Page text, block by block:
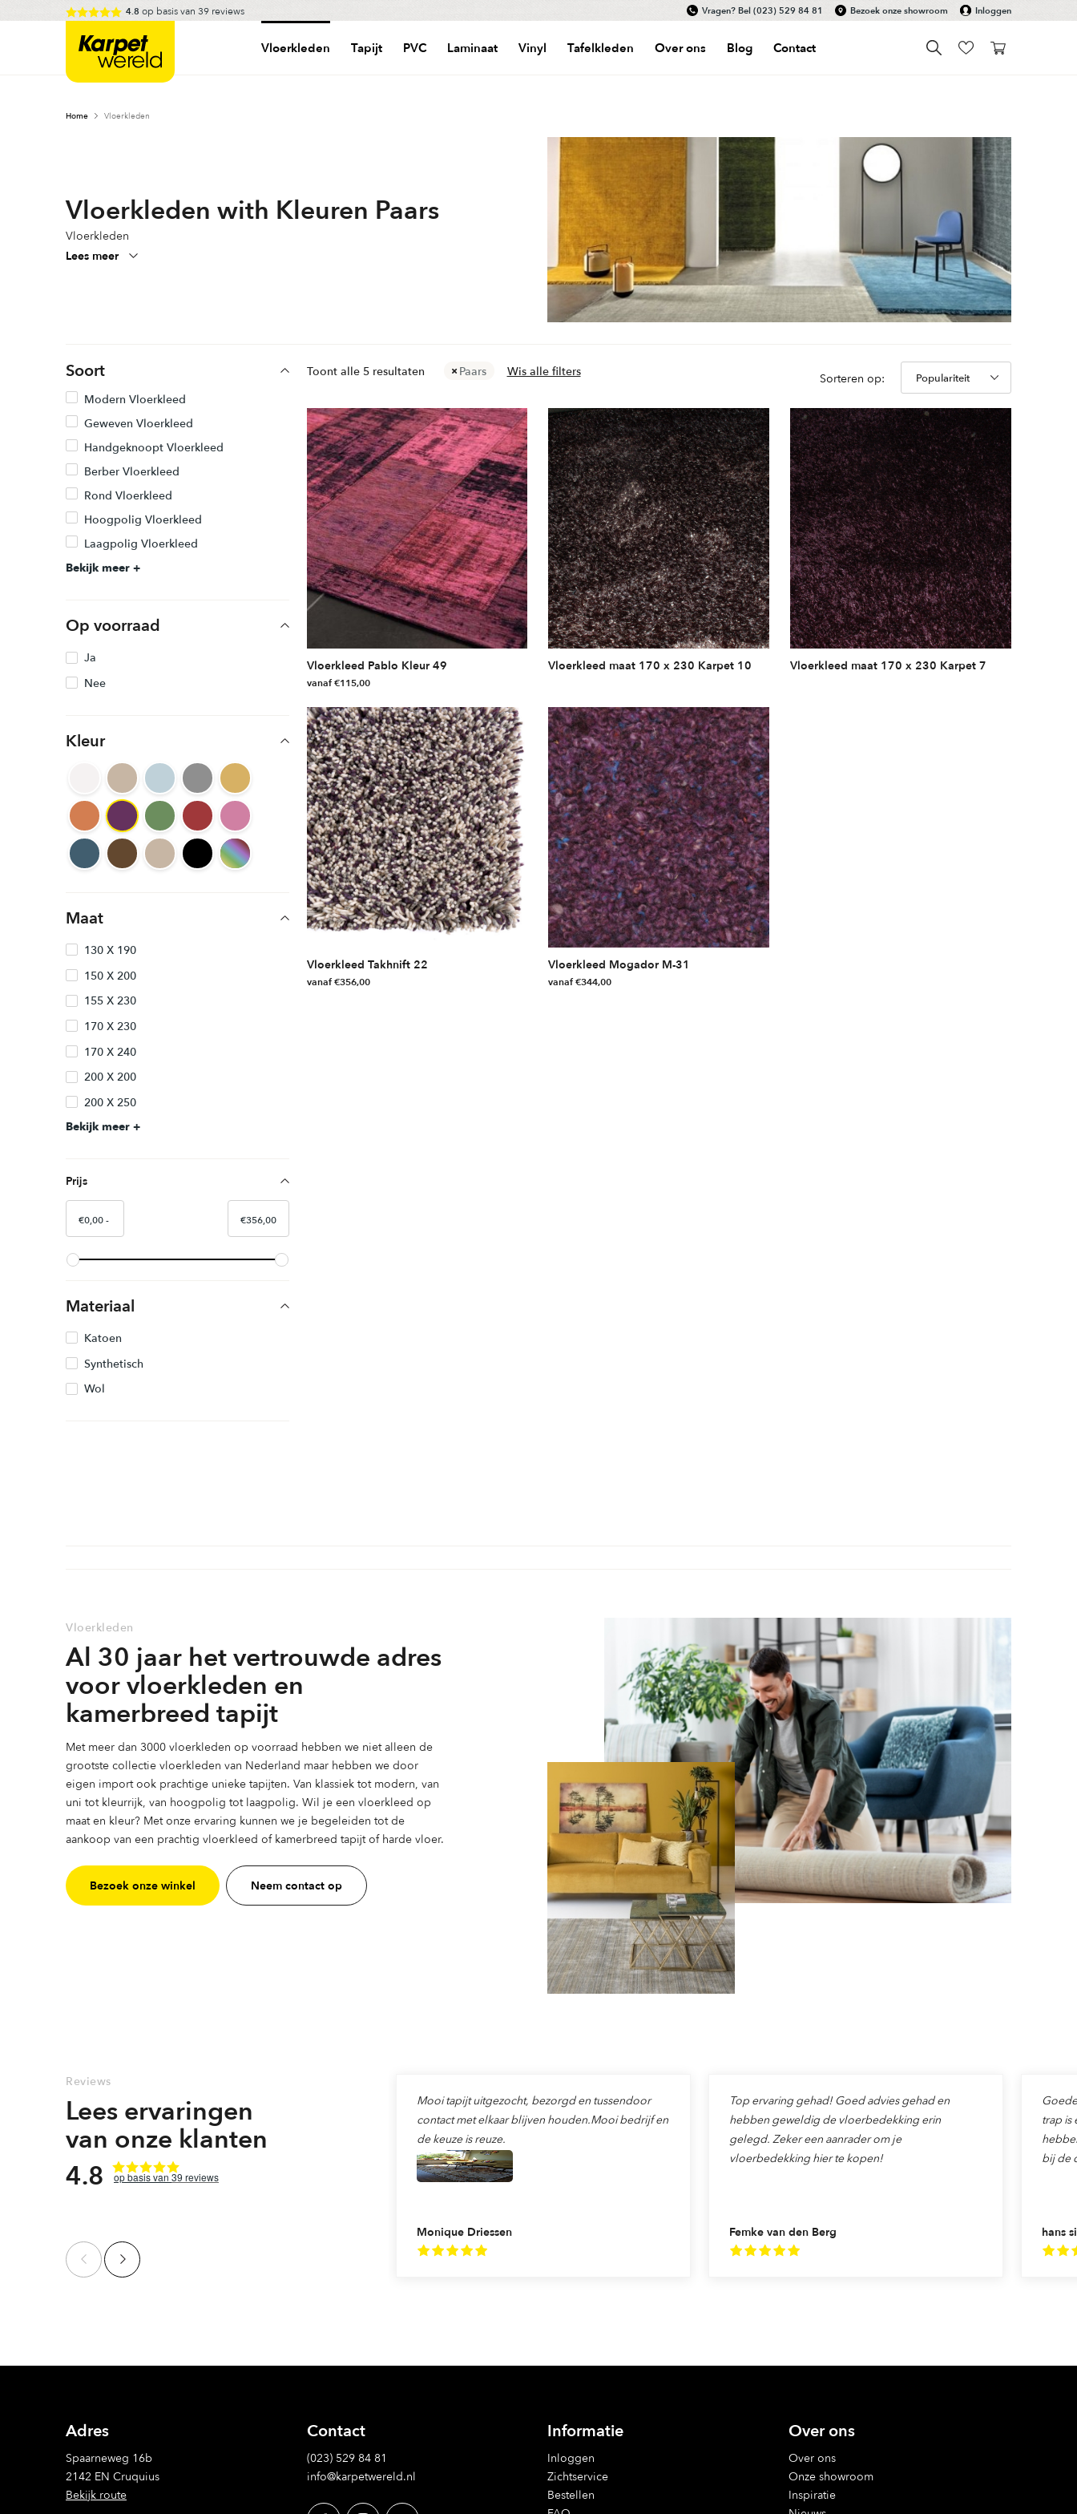
to
4.8 op basis van 39 reviews Vragen? Bel(023) 529 84 81 Bezoek onze showroom Inloggen
Karpetwereld Vloerkleden Tapijt PVC Laminaat Vinyl Tafelkleden Over ons Blog Contact
Home Vloerkleden
Vloerkleden with Kleuren Paars
Vloerkleden
Lees meer
Soort
Modern Vloerkleed
Geweven Vloerkleed
Handgeknoopt Vloerkleed
Berber Vloerkleed
Rond Vloerkleed
Hoogpolig Vloerkleed
Laagpolig Vloerkleed
Op voorraad
Ja
Nee
Kleur
Maat
130 X 190
150 X 200
155 X 230
170 X 230
170 X 240
200 X 200
200 X 250
Bekijk meer
Prijs
€0,00 €356,00
Materiaal
Katoen
Synthetisch
Wol
Paars Wis alle filters
Toont alle 5 resultatenGesorteerd
populariteit
Sorteren op:
Vloerkleed Pablo Kleur 49
vanaf€115,00
product
heeft
meerdere
variaties.
Deze
optie
kan
gekozen
worden
op
de
productpagina
Vloerkleed maat 170 x 230 Karpet 10 Vloerkleed maat 170 x 230 Karpet 7
Vloerkleed Takhnift 22
vanaf€356,00
Vloerkleed Mogador M-31
vanaf€344,00
Vloerkleden
Al 30 jaar het vertrouwde adres
voor vloerkleden en
kamerbreed tapijt
Met meer dan 3000 vloerkleden op voorraad hebben we niet alleen de
grootste collectie vloerkleden van Nederland maar hebben we door
eigen import ook prachtige unieke tapijten. Van klassiek tot modern, van
uni tot kleurrijk, van hoogpolig tot laagpolig. Wil je een vloerkleed op
maat en kleur? Met onze ervaring kunnen we je begeleiden tot de
aankoop van een prachtig vloerkleed of kamerbreed tapijt of harde vloer.
Bezoek onze winkel Neem contact op
Reviews
Lees ervaringen
van onze klanten
4.8
39 reviews
Monique Driessen
Mooi tapijt uitgezocht, bezorgd en tussendoor
contact met elkaar blijven houden.Mooi bedrijf en
de keuze is reuze.
Femke van den Berg
Top ervaring gehad! Goed advies gehad en
hebben geweldig de vloerbedekking erin
gelegd. Zeker een aanrader om je
vloerbedekking hier te kopen!
hans
trap is
bij de
Adres
Spaarneweg 16b
2142 EN Cruquius
Bekijk route
Contact
(023) 529 84 81
info@karpetwereld.nl
Informatie
Inloggen
Zichtservice
Bestellen
Over ons
Over ons
Onze showroom
Inspiratie